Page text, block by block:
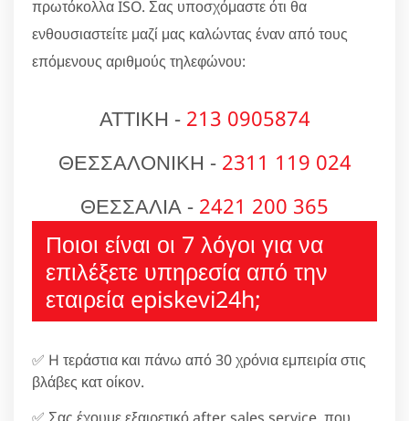
πρωτόκολλα ISO. Σας υποσχόμαστε ότι θα
ενθουσιαστείτε μαζί μας καλώντας έναν από τους
επόμενους αριθμούς τηλεφώνου:
ΑΤΤΙΚΗ - 213 0905874
ΘΕΣΣΑΛΟΝΙΚΗ - 2311 119 024
ΘΕΣΣΑΛΙΑ - 2421 200 365
Ποιοι είναι οι 7 λόγοι για να
επιλέξετε υπηρεσία από την
εταιρεία episkevi24h;
✅ H τεράστια και πάνω από 30 χρόνια εμπειρία στις
βλάβες κατ οίκον.